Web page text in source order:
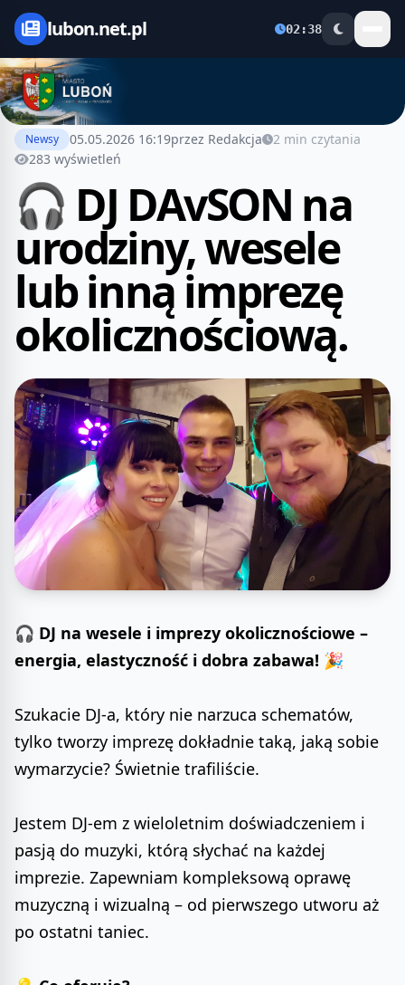
lubon.net.pl 02:38
Newsy 05.05.2026 16:19przez Redakcja
2 min czytania
283 wyświetleń
🎧 DJ DAvSON na
urodziny, wesele
lub inną imprezę
okolicznościową.
🎧 DJ na wesele i imprezy okolicznościowe –
energia, elastyczność i dobra zabawa! 🎉
Szukacie DJ-a, który nie narzuca schematów,
tylko tworzy imprezę dokładnie taką, jaką sobie
wymarzycie? Świetnie trafiliście.
Jestem DJ-em z wieloletnim doświadczeniem i
pasją do muzyki, którą słychać na każdej
imprezie. Zapewniam kompleksową oprawę
muzyczną i wizualną – od pierwszego utworu aż
po ostatni taniec.